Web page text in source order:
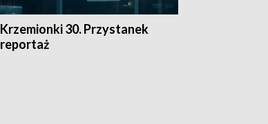
Krzemionki 30. Przystanek
reportaż